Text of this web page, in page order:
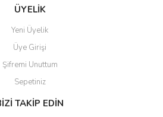
ÜYELİK
Yeni Üyelik
Üye Girişi
Şifremi Unuttum
Sepetiniz
TAKİP EDİN